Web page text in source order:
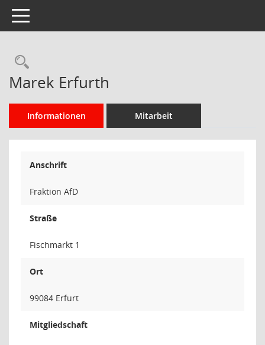
Toggle navigation
Rechercheauswahl
Marek Erfurth
Informationen Mitarbeit
Anschrift
Fraktion AfD
Straße
Fischmarkt 1
Ort
99084 Erfurt
Mitgliedschaft